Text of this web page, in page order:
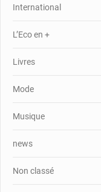
International
L’Eco en +
Livres
Mode
Musique
news
Non classé